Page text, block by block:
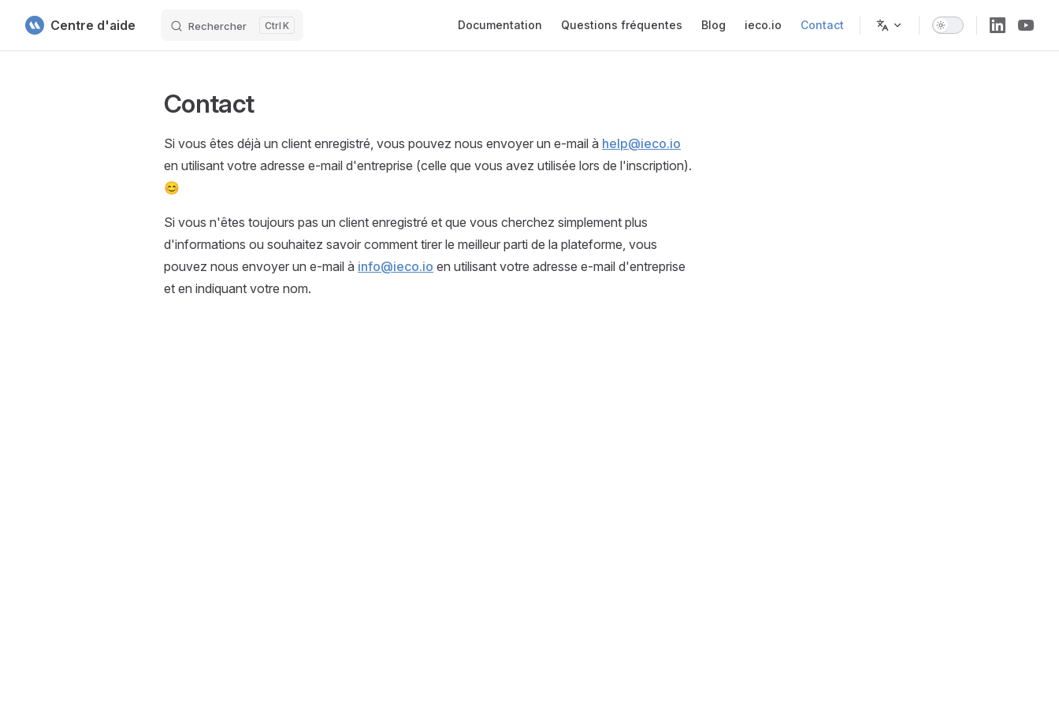
Skip to content
Centre d'aide Rechercher K Documentation Questions fréquentes Blog ieco.io Contact
Contact
Si vous êtes déjà un client enregistré, vous pouvez nous envoyer un e-mail à help@ieco.io
en utilisant votre adresse e-mail d'entreprise (celle que vous avez utilisée lors de l'inscription).
😊
Si vous n'êtes toujours pas un client enregistré et que vous cherchez simplement plus
d'informations ou souhaitez savoir comment tirer le meilleur parti de la plateforme, vous
pouvez nous envoyer un e-mail à info@ieco.io en utilisant votre adresse e-mail d'entreprise
et en indiquant votre nom.